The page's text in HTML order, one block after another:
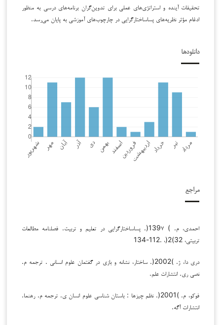
تحقیقات آینده و استراتژی‌های عملی برای تدوین‌گران برنامه‌های درسی به منظور
ادغام مؤثر نظریه‌های پساساختارگرایی در چارچوب‌های آموزشی به پایان می‌رسد.
دانلودها
مراجع
احمدی، م. ) 139۷(. پساساختارگرایی در تعلیم و تربیت. فصلنامه مطالعات
تربیتی، 32)2(، .112-134
دری دا، ژ. )2002(. ساختار، نشانه و بازی در گفتمان علوم انسانی . ترجمه م.
نصی ری. انتشارات علم.
فوکو، م. )2001(. نظم چیزها : باستان شناسی علوم انسان ی. ترجمه م. رهنما.
انتشارات آگه.